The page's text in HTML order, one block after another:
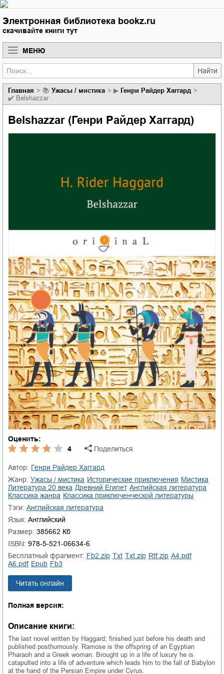
Электронная библиотека bookz.ru
скачивайте книги тут
МЕНЮ
Найти
Главная 📚 ужасы / мистика ▶ Генри Райдер Хаггард
✔️ Belshazzar
Belshazzar (Генри Райдер Хаггард)
Оценить:
4
Поделиться
Автор:
Генри Райдер Хаггард
Жанр:
ужасы / мистика исторические приключения
мистика
литература 20 века
Древний Египет
английская литература
классика жанра
классика приключенческой литературы
Тэги:
Английская литература
Язык: Английский
Размер: 385662 Кб
ISBN: 978-5-521-06634-6
Бесплатный фрагмент:
fb2.zip txt txt.zip rtf.zip
a4.pdf
a6.pdf
epub fb3
Читать онлайн
Полная версия:
Описание книги:
The last novel written by Haggard; finished just before his death and
published posthumously. Ramose is the offspring of an Egyptian
Pharaoh and a Greek woman. Brought up in a life of luxury he is
catapulted into a life of adventure which leads him to the fall of Babylon
at the hand of the Persian Empire under Cyrus.